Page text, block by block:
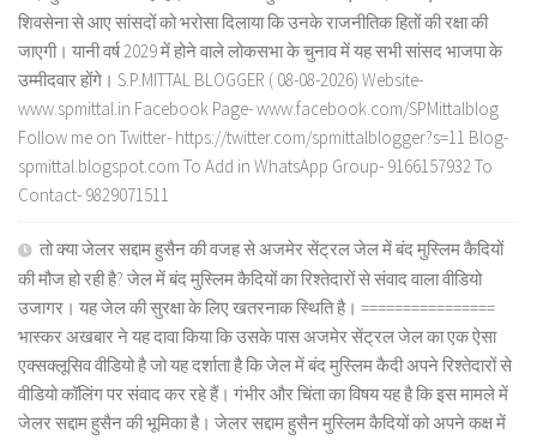
शिवसेना से आए सांसदों को भरोसा दिलाया कि उनके राजनीतिक हितों की रक्षा की
जाएगी। यानी वर्ष 2029 में होने वाले लोकसभा के चुनाव में यह सभी सांसद भाजपा के
उम्मीदवार होंगे। S.P.MITTAL BLOGGER ( 08-08-2026) Website-
www.spmittal.in Facebook Page- www.facebook.com/SPMittalblog
Follow me on Twitter- https://twitter.com/spmittalblogger?s=11 Blog-
spmittal.blogspot.com To Add in WhatsApp Group- 9166157932 To
Contact- 9829071511
तो क्या जेलर सद्दाम हुसैन की वजह से अजमेर सेंट्रल जेल में बंद मुस्लिम कैदियों
की मौज हो रही है? जेल में बंद मुस्लिम कैदियों का रिश्तेदारों से संवाद वाला वीडियो
उजागर। यह जेल की सुरक्षा के लिए खतरनाक स्थिति है। ================
भास्कर अखबार ने यह दावा किया कि उसके पास अजमेर सेंट्रल जेल का एक ऐसा
एक्सक्लूसिव वीडियो है जो यह दर्शाता है कि जेल में बंद मुस्लिम कैदी अपने रिश्तेदारों से
वीडियो कॉलिंग पर संवाद कर रहे हैं। गंभीर और चिंता का विषय यह है कि इस मामले में
जेलर सद्दाम हुसैन की भूमिका है। जेलर सद्दाम हुसैन मुस्लिम कैदियों को अपने कक्ष में